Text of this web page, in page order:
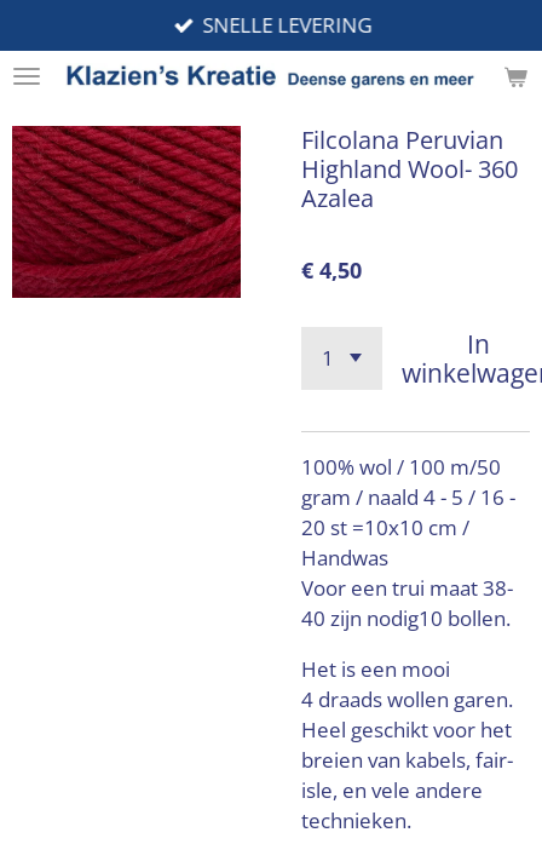
direct
naar
hoofdinhoud
SNELLE LEVERING
Filcolana Peruvian
Highland Wool- 360
Azalea
€ 4,50
In
100% wol / 100 m/50
gram / naald 4 - 5 / 16 -
20 st =10x10 cm /
Handwas
Voor een trui maat 38-
40 zijn nodig10 bollen.
Het is een mooi
4 draads wollen garen.
Heel geschikt voor het
breien van kabels, fair-
isle, en vele andere
technieken.